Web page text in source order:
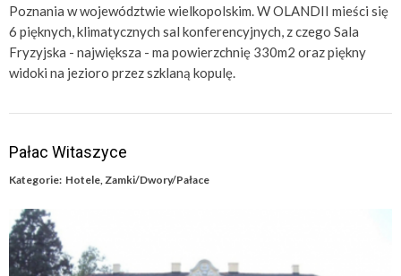
Poznania w województwie wielkopolskim. W OLANDII mieści się
6 pięknych, klimatycznych sal konferencyjnych, z czego Sala
Fryzyjska - największa - ma powierzchnię 330m2 oraz piękny
widoki na jezioro przez szklaną kopulę.
Pałac Witaszyce
Kategorie: Hotele,Zamki/Dwory/Pałace